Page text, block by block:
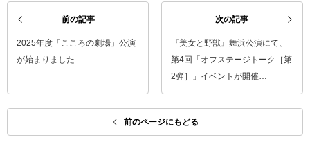
前の記事
2025年度「こころの劇場」公演
が始まりました
次の記事
『美女と野獣』舞浜公演にて、
第4回「オフステージトーク［第
2弾］」イベントが開催…
前のページにもどる